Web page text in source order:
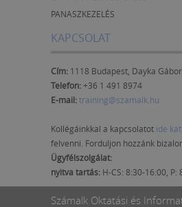
PANASZKEZELÉS
KAPCSOLAT
Cím: 1118 Budapest, Dayka Gábor
Telefon:+36 1 491 8974
E-mail:training@szamalk.hu
Kollégáinkkal a kapcsolatot ide
felvenni. Forduljon hozzánk
Ügyfélszolgálat:
nyitva tartás: H-CS: 8:30-16:00, P:
Számalk Oktatási és